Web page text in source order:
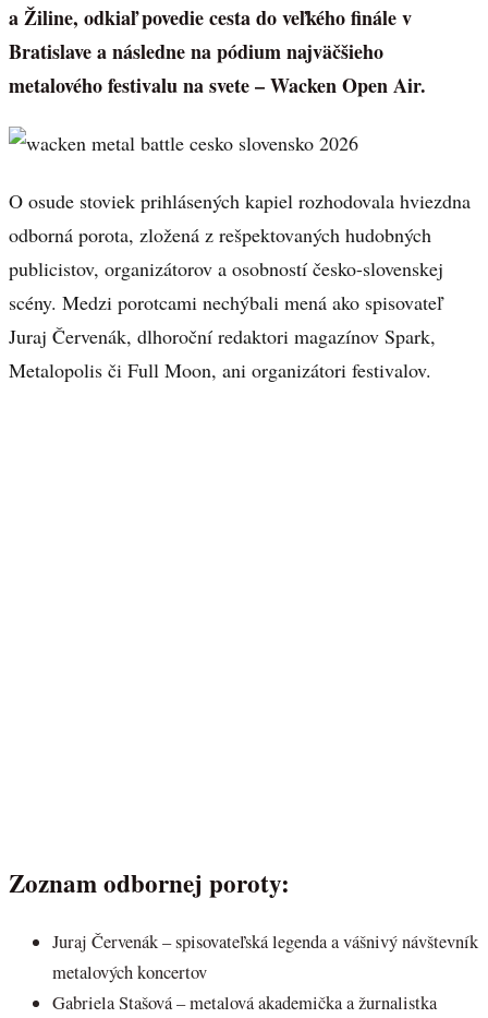
a Žiline, odkiaľ povedie cesta do veľkého finále v
Bratislave a následne na pódium najväčšieho
metalového festivalu na svete – Wacken Open Air.
O osude stoviek prihlásených kapiel rozhodovala hviezdna
odborná porota, zložená z rešpektovaných hudobných
publicistov, organizátorov a osobností česko-slovenskej
scény. Medzi porotcami nechýbali mená ako spisovateľ
Juraj Červenák, dlhoroční redaktori magazínov Spark,
Metalopolis či Full Moon, ani organizátori festivalov.
Zoznam odbornej poroty:
Juraj Červenák – spisovateľská legenda a vášnivý návštevník
metalových koncertov
Gabriela Stašová – metalová akademička a žurnalistka